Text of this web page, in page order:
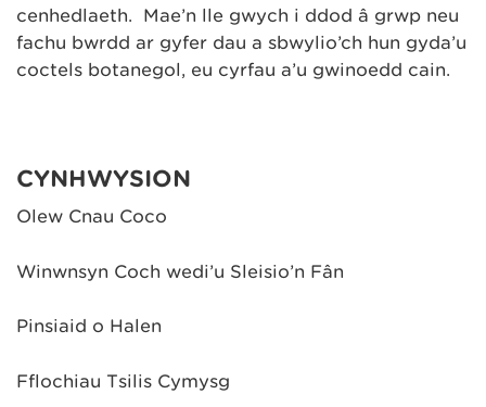
cenhedlaeth. Mae’n lle gwych i ddod â grŵp neu
fachu bwrdd ar gyfer dau a sbwylio’ch hun gyda’u
coctels botanegol, eu cyrfau a’u gwinoedd cain.
CYNHWYSION
Olew Cnau Coco
Winwnsyn Coch wedi’u Sleisio’n Fân
Pinsiaid o Halen
Fflochiau Tsilis Cymysg